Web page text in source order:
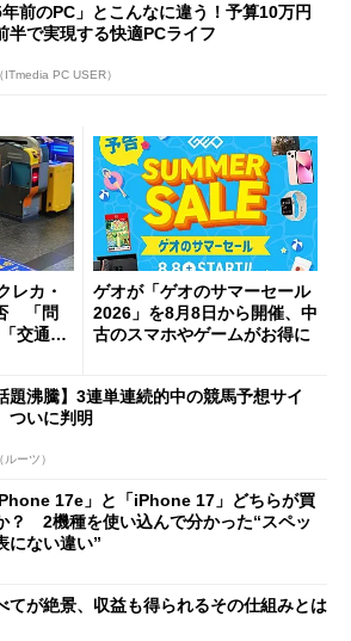
年前のPC」とこんなに違う！予算10万円
半で実現する快適PCライフ
ITmedia PC USER）
レカ・
「問
交通系I
ゲオが「ゲオのサマーセール
2026」を8月8日から開催、中
古のスマホやゲームがお得に
題沸騰】3連単連続的中の競馬予想サイ
ついに判明
ルーツ）
17e」と「iPhone 17」どちらが買
？ 2機種を使い込んで分かった“スペッ
にない違い”
てが絶景、収益も得られるその仕組みとは